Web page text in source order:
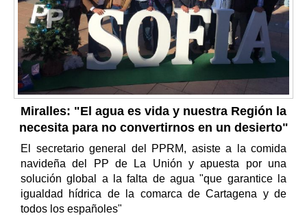
Miralles: "El agua es vida y nuestra Región la
necesita para no convertirnos en un desierto"
El secretario general del PPRM, asiste a la comida
navideña del PP de La Unión y apuesta por una
solución global a la falta de agua "que garantice la
igualdad hídrica de la comarca de Cartagena y de
todos los españoles"